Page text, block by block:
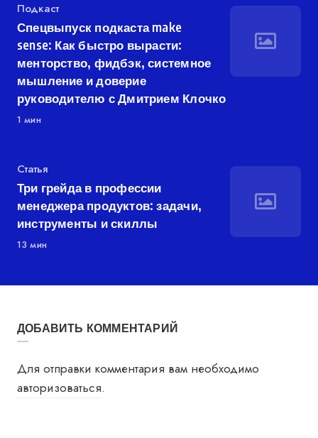
Категория
Подкаст
Спецвыпуск подкаста make
sense: Как быстро вырасти:
менторство, фидбэк, системное
мышление и доверие
руководителю с Дмитрием Клочко
1 мин
Категория
Статья
Три грейда в профессии
менеджера продуктов: задачи,
инструменты и скиллы
13 мин
ДОБАВИТЬ КОММЕНТАРИЙ
Для отправки комментария вам необходимо
авторизоваться.